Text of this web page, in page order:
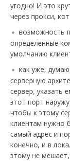
угодно! И это
через прокси,
возможность
определённые
умолчанию
как уже,
серверную
сервер, указать
этот порт
чтобы к этому
клиентам нужно
самый адрес и
конечно, и в
этому не